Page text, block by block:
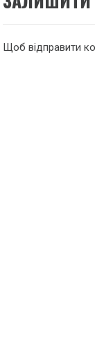
Щоб відправити